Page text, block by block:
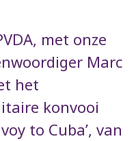
met onze
Marc
het
konvooi
to Cuba’, van